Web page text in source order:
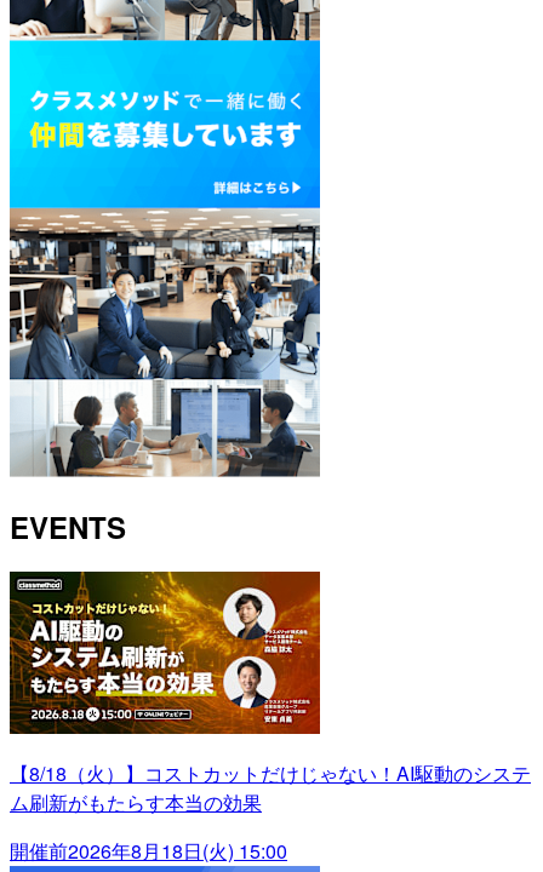
EVENTS
【8/18（火）】コストカットだけじゃない！AI駆動のシステ
ム刷新がもたらす本当の効果
開催前2026年8月18日(火) 15:00